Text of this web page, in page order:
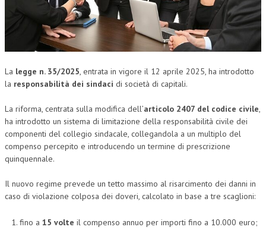
CORSI CE.S.E.D.
ARCHIVIO CORSI 2015
BROCHURE CE.S.E.D.
LA RIVISTA
LA RIVISTA
COMITATO SCIENTIFICO
REDAZIONE
PEER REVIEW
La legge n. 35/2025, entrata in vigore il 12 aprile 2025, ha introdotto
la responsabilità dei sindaci di società di capitali.
La riforma, centrata sulla modifica dell’articolo 2407 del codice civile,
ha introdotto un sistema di limitazione della responsabilità civile dei
componenti del collegio sindacale, collegandola a un multiplo del
compenso percepito e introducendo un termine di prescrizione
quinquennale.
Il nuovo regime prevede un tetto massimo al risarcimento dei danni in
caso di violazione colposa dei doveri, calcolato in base a tre scaglioni:
fino a 15 volte il compenso annuo per importi fino a 10.000 euro;